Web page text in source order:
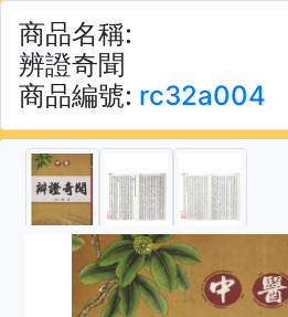
商品名稱:
辨證奇聞
商品編號: rc32a004